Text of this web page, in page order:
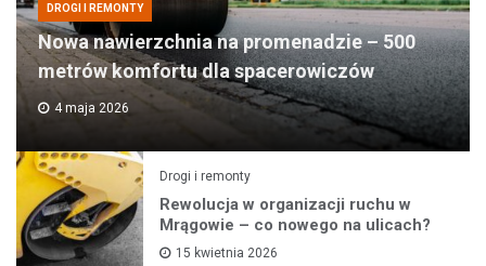
DROGI I REMONTY
Nowa nawierzchnia na promenadzie – 500
metrów komfortu dla spacerowiczów
4 maja 2026
Drogi i remonty
Rewolucja w organizacji ruchu w
Mrągowie – co nowego na ulicach?
15 kwietnia 2026